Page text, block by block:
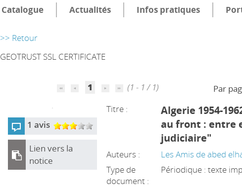
Catalogue Actualités Infos pratiques
>> Retour
GEOTRUST SSL CERTIFICATE
1 (1 - 1 / 1) Par
1 avis
Lien vers la
notice
Titre :
Algerie 1954-
au front : entre
judiciaire"
Auteurs : Les Amis de abed
Type de
document :
Périodique : texte